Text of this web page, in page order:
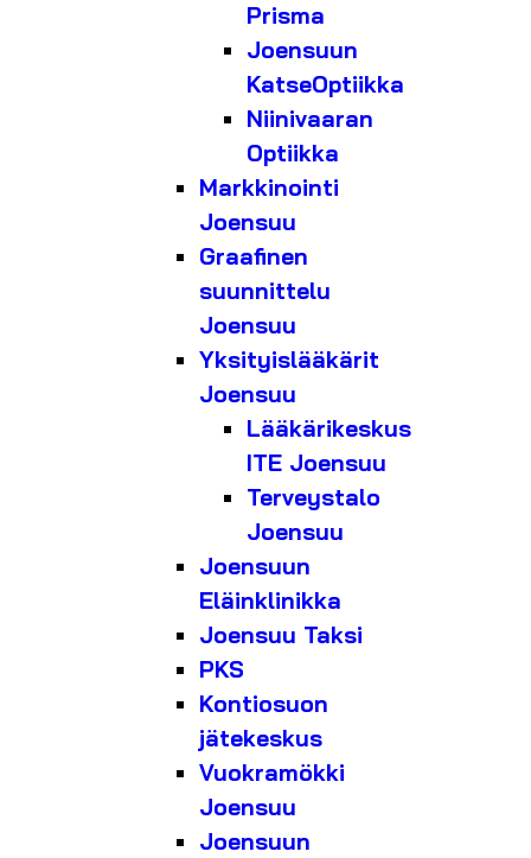
Prisma
Joensuun
KatseOptiikka
Niinivaaran
Optiikka
Markkinointi
Joensuu
Graafinen
suunnittelu
Joensuu
Yksityislääkärit
Joensuu
Lääkärikeskus
ITE Joensuu
Terveystalo
Joensuu
Joensuun
Eläinklinikka
Joensuu Taksi
PKS
Kontiosuon
jätekeskus
Vuokramökki
Joensuu
Joensuun